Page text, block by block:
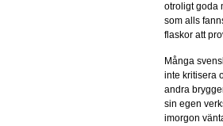
otroligt goda
som alls
flaskor att
Många
inte kritisera
andra
sin egen
imorgon